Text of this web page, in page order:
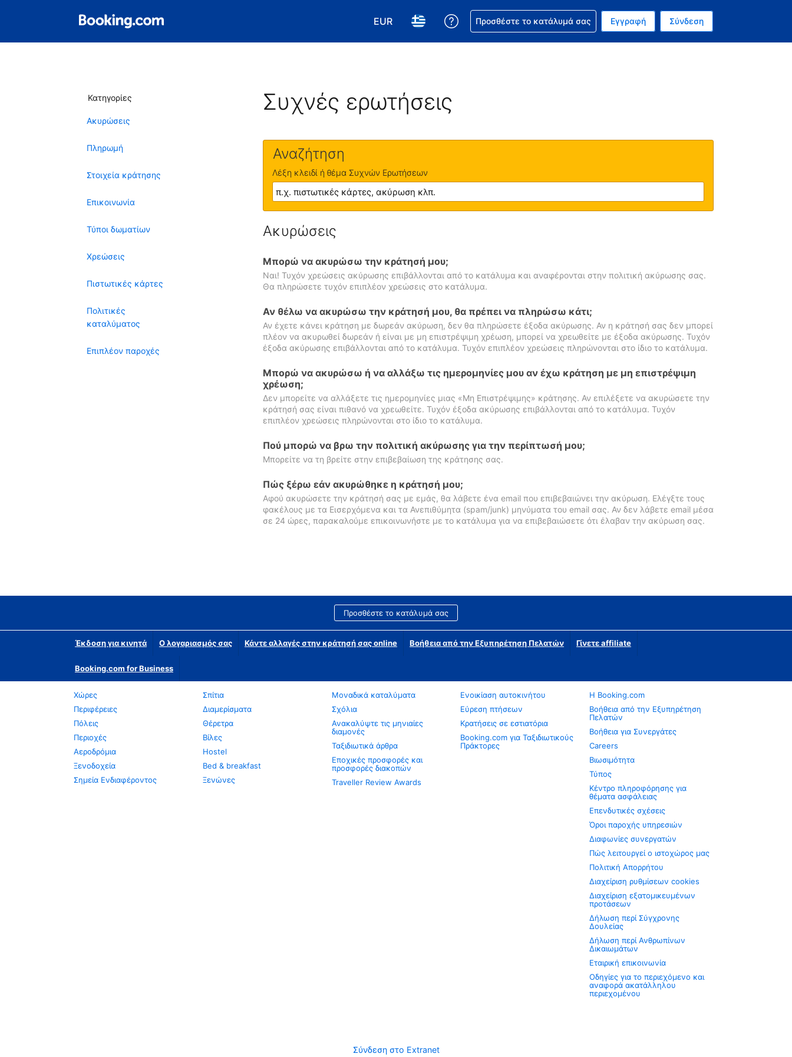
EUR
Επιλέξτε το νόμισμά σας. Το τωρινό σας νόμισμα είναι Ευρώ
Επιλέξτε τη γλώσσα σας. Η τωρινή σας γλώσσα είναι τα Ελληνικά
Βοήθεια για την κράτησή σας
Προσθέστε το κατάλυμά σας Εγγραφή Σύνδεση
Κατηγορίες
Ακυρώσεις
Πληρωμή
Στοιχεία κράτησης
Επικοινωνία
Τύποι δωματίων
Χρεώσεις
Πιστωτικές κάρτες
Πολιτικές
καταλύματος
Επιπλέον παροχές
Συχνές ερωτήσεις
Αναζήτηση
Λέξη κλειδί ή θέμα Συχνών Ερωτήσεων
Ακυρώσεις
Μπορώ να ακυρώσω την κράτησή μου;
Ναι! Τυχόν χρεώσεις ακύρωσης επιβάλλονται από το κατάλυμα και αναφέρονται στην πολιτική ακύρωσης σας.
Θα πληρώσετε τυχόν επιπλέον χρεώσεις στο κατάλυμα.
Αν θέλω να ακυρώσω την κράτησή μου, θα πρέπει να πληρώσω κάτι;
Αν έχετε κάνει κράτηση με δωρεάν ακύρωση, δεν θα πληρώσετε έξοδα ακύρωσης. Αν η κράτησή σας δεν μπορεί
πλέον να ακυρωθεί δωρεάν ή είναι με μη επιστρέψιμη χρέωση, μπορεί να χρεωθείτε με έξοδα ακύρωσης. Τυχόν
έξοδα ακύρωσης επιβάλλονται από το κατάλυμα. Τυχόν επιπλέον χρεώσεις πληρώνονται στο ίδιο το κατάλυμα.
Μπορώ να ακυρώσω ή να αλλάξω τις ημερομηνίες μου αν έχω κράτηση με μη επιστρέψιμη
χρέωση;
Δεν μπορείτε να αλλάξετε τις ημερομηνίες μιας «Μη Επιστρέψιμης» κράτησης. Αν επιλέξετε να ακυρώσετε την
κράτησή σας είναι πιθανό να χρεωθείτε. Τυχόν έξοδα ακύρωσης επιβάλλονται από το κατάλυμα. Τυχόν
επιπλέον χρεώσεις πληρώνονται στο ίδιο το κατάλυμα.
Πού μπορώ να βρω την πολιτική ακύρωσης για την περίπτωσή μου;
Μπορείτε να τη βρείτε στην επιβεβαίωση της κράτησης σας.
Πώς ξέρω εάν ακυρώθηκε η κράτησή μου;
Αφού ακυρώσετε την κράτησή σας με εμάς, θα λάβετε ένα email που επιβεβαιώνει την ακύρωση. Ελέγξτε τους
φακέλους με τα Εισερχόμενα και τα Ανεπιθύμητα (spam/junk) μηνύματα του email σας. Αν δεν λάβετε email μέσα
σε 24 ώρες, παρακαλούμε επικοινωνήστε με το κατάλυμα για να επιβεβαιώσετε ότι έλαβαν την ακύρωση σας.
Προσθέστε το κατάλυμά σας
Έκδοση για κινητά Ο λογαριασμός σας Κάντε αλλαγές στην κράτησή σας online Βοήθεια από την Εξυπηρέτηση Πελατών Γίνετε affiliate
Booking.com for Business
Χώρες
Περιφέρειες
Πόλεις
Περιοχές
Αεροδρόμια
Ξενοδοχεία
Σημεία Ενδιαφέροντος
Σπίτια
Διαμερίσματα
Θέρετρα
Βίλες
Hostel
Bed & breakfast
Ξενώνες
Μοναδικά καταλύματα
Σχόλια
Ανακαλύψτε τις μηνιαίες
διαμονές
Ταξιδιωτικά άρθρα
Εποχικές προσφορές και
προσφορές διακοπών
Traveller Review Awards
Ενοικίαση αυτοκινήτου
Εύρεση πτήσεων
Κρατήσεις σε εστιατόρια
Booking.com για Ταξιδιωτικούς
Πράκτορες
Η Booking.com
Βοήθεια από την Εξυπηρέτηση
Πελατών
Βοήθεια για Συνεργάτες
Careers
Βιωσιμότητα
Τύπος
Κέντρο πληροφόρησης για
θέματα ασφάλειας
Επενδυτικές σχέσεις
Όροι παροχής υπηρεσιών
Διαφωνίες συνεργατών
Πώς λειτουργεί ο ιστοχώρος μας
Πολιτική Απορρήτου
Διαχείριση ρυθμίσεων cookies
Διαχείριση εξατομικευμένων
προτάσεων
Δήλωση περί Σύγχρονης
Δουλείας
Δήλωση περί Ανθρωπίνων
Δικαιωμάτων
Εταιρική επικοινωνία
Οδηγίες για το περιεχόμενο και
αναφορά ακατάλληλου
περιεχομένου
Σύνδεση στο Extranet